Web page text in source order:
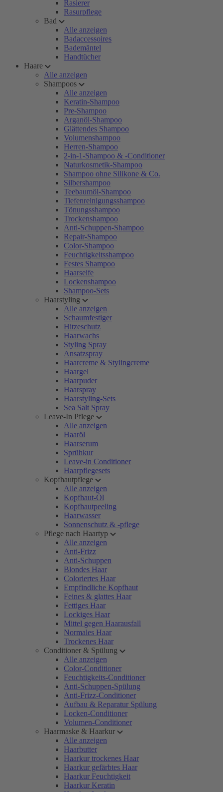
Rasierer
Rasurpflege
Bad
Alle anzeigen
Badaccessoires
Bademäntel
Handtücher
Haare
Alle anzeigen
Shampoos
Alle anzeigen
Keratin-Shampoo
Pre-Shampoo
Arganöl-Shampoo
Glättendes Shampoo
Volumenshampoo
Herren-Shampoo
2-in-1-Shampoo & -Conditioner
Naturkosmetik-Shampoo
Shampoo ohne Silikone & Co.
Silbershampoo
Teebaumöl-Shampoo
Tiefenreinigungsshampoo
Tönungsshampoo
Trockenshampoo
Anti-Schuppen-Shampoo
Repair-Shampoo
Color-Shampoo
Feuchtigkeitsshampoo
Festes Shampoo
Haarseife
Lockenshampoo
Shampoo-Sets
Haarstyling
Alle anzeigen
Schaumfestiger
Hitzeschutz
Haarwachs
Styling Spray
Ansatzspray
Haarcreme & Stylingcreme
Haargel
Haarpuder
Haarspray
Haarstyling-Sets
Sea Salt Spray
Leave-In Pflege
Alle anzeigen
Haaröl
Haarserum
Sprühkur
Leave-in Conditioner
Haarpflegesets
Kopfhautpflege
Alle anzeigen
Kopfhaut-Öl
Kopfhautpeeling
Haarwasser
Sonnenschutz & -pflege
Pflege nach Haartyp
Alle anzeigen
Anti-Frizz
Anti-Schuppen
Blondes Haar
Coloriertes Haar
Empfindliche Kopfhaut
Feines & glattes Haar
Fettiges Haar
Lockiges Haar
Mittel gegen Haarausfall
Normales Haar
Trockenes Haar
Conditioner & Spülung
Alle anzeigen
Color-Conditioner
Feuchtigkeits-Conditioner
Anti-Schuppen-Spülung
Anti-Frizz-Conditioner
Aufbau & Reparatur Spülung
Locken-Conditioner
Volumen-Conditioner
Haarmaske & Haarkur
Alle anzeigen
Haarbutter
Haarkur trockenes Haar
Haarkur gefärbtes Haar
Haarkur Feuchtigkeit
Haarkur Keratin